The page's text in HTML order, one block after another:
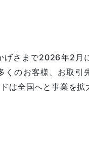
さまで2026年2月
のお客様、お取引
は全国へと事業を拡